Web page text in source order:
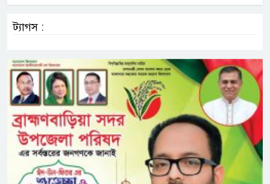
ট্যাগস :